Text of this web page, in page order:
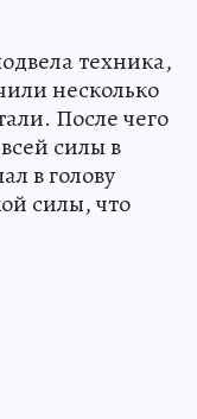
техника,
несколько
После чего
силы в
в голову
силы, что